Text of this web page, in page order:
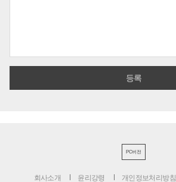
PC버전
회사소개 윤리강령 개인정보처리방침